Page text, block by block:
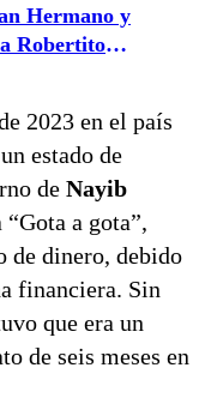
Hermano y
Robertito
2023 en el país
estado de
de Nayib
a gota”,
de dinero, debido
financiera. Sin
que era un
de seis meses en